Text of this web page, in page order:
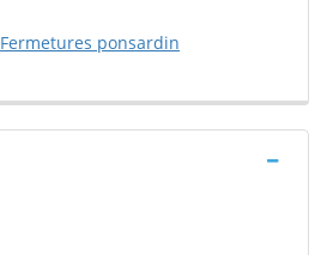
Fermetures ponsardin